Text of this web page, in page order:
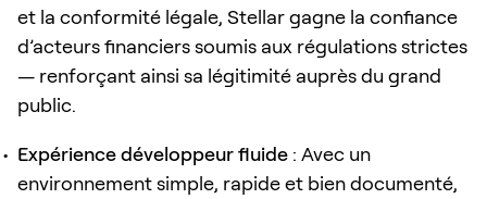
et la conformité légale, Stellar gagne la confiance
d’acteurs financiers soumis aux régulations strictes
— renforçant ainsi sa légitimité auprès du grand
public.
Expérience développeur fluide : Avec un
environnement simple, rapide et bien documenté,